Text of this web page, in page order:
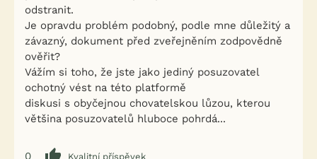
odstranit.
Je opravdu problém podobný, podle mne důležitý a
závazný, dokument před zveřejněním zodpovědně
ověřit?
Vážím si toho, že jste jako jediný posuzovatel
ochotný vést na této platformě
diskusi s obyčejnou chovatelskou lůzou, kterou
většina posuzovatelů hluboce pohrdá...
0
Kvalitní příspěvek